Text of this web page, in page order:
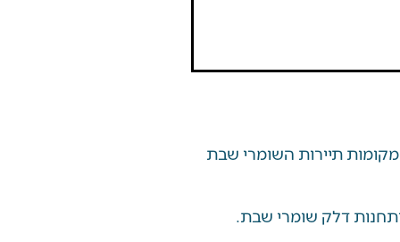
תיירות השומרי שבת
דלק שומרי שבת.